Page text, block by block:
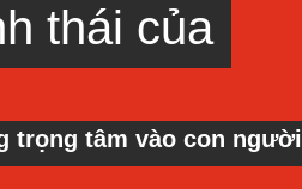
thái của
trọng tâm vào con người